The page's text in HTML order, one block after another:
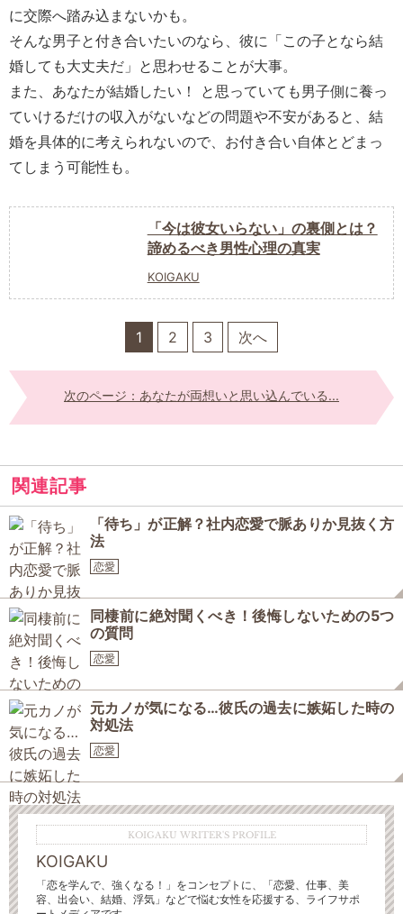
に交際へ踏み込まないかも。
そんな男子と付き合いたいのなら、彼に「この子となら結
婚しても大丈夫だ」と思わせることが大事。
また、あなたが結婚したい！ と思っていても男子側に養っ
ていけるだけの収入がないなどの問題や不安があると、結
婚を具体的に考えられないので、お付き合い自体とどまっ
てしまう可能性も。
「今は彼女いらない」の裏側とは？
諦めるべき男性心理の真実
KOIGAKU
1 2 3 次へ
次のページ：あなたが両想いと思い込んでいる...
関連記事
「待ち」が正解？社内恋愛で脈ありか見抜く方
法
恋愛
同棲前に絶対聞くべき！後悔しないための5つ
の質問
恋愛
元カノが気になる…彼氏の過去に嫉妬した時の
対処法
恋愛
KOIGAKU WRITER'S PROFILE
KOIGAKU
「恋を学んで、強くなる！」をコンセプトに、「恋愛、仕事、美
容、出会い、結婚、浮気」などで悩む女性を応援する、ライフサポ